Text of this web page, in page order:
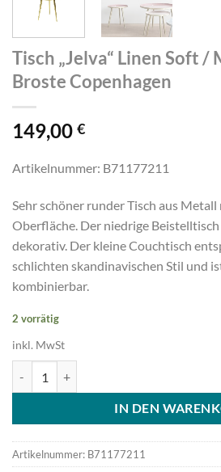
Tisch „Jelva“ Linen Soft /
Broste Copenhagen
149,00 €
Artikelnummer: B71177211
Sehr schöner runder Tisch aus
Oberfläche. Der niedrige
dekorativ. Der kleine Couchtisch
schlichten skandinavischen Stil und
kombinierbar.
2 vorrätig
inkl. MwSt
IN DEN
Artikelnummer: B71177211